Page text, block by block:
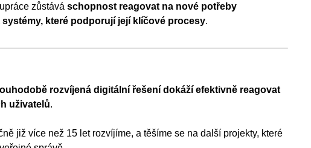
zůstává schopnost reagovat na nové potřeby
které podporují její klíčové procesy.
rozvíjená digitální řešení dokáží efektivně reagovat
uživatelů.
již více než 15 let rozvíjíme, a těšíme se na další projekty, které